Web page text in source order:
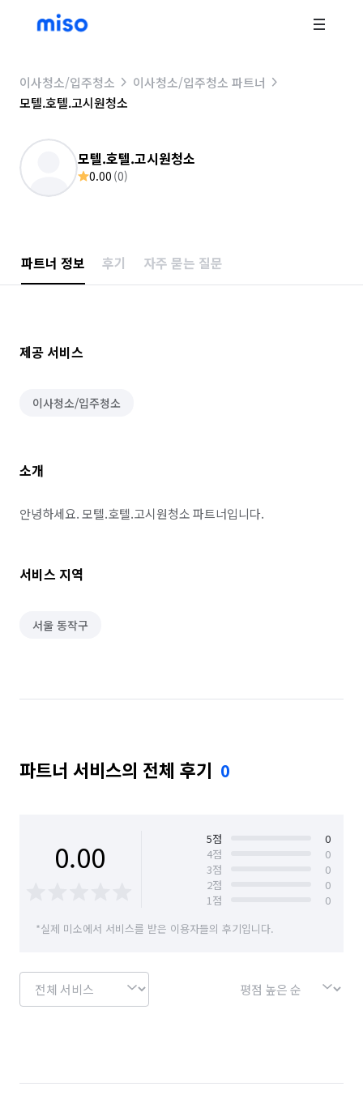
이사청소/입주청소
이사청소/입주청소 파트너
모텔.호텔.고시원청소
모텔.호텔.고시원청소
0.00 (0)
파트너 정보 후기 자주 묻는 질문
제공 서비스
이사청소/입주청소
소개
안녕하세요. 모텔.호텔.고시원청소 파트너입니다.
서비스 지역
서울 동작구
파트너 서비스의 전체 후기 0
0.00 5점
0
4점
0
3점
0
2점
0
1점
0
*실제 미소에서 서비스를 받은 이용자들의 후기입니다.